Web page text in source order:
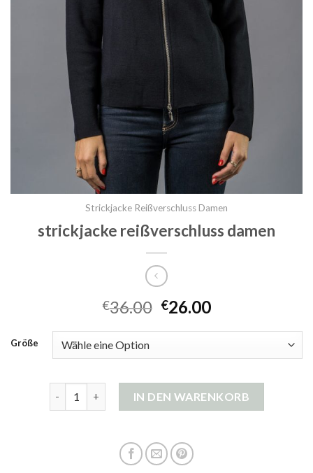
Strickjacke Reißverschluss Damen
strickjacke reißverschluss damen
€36.00 €26.00
Größe
IN DEN WARENKORB